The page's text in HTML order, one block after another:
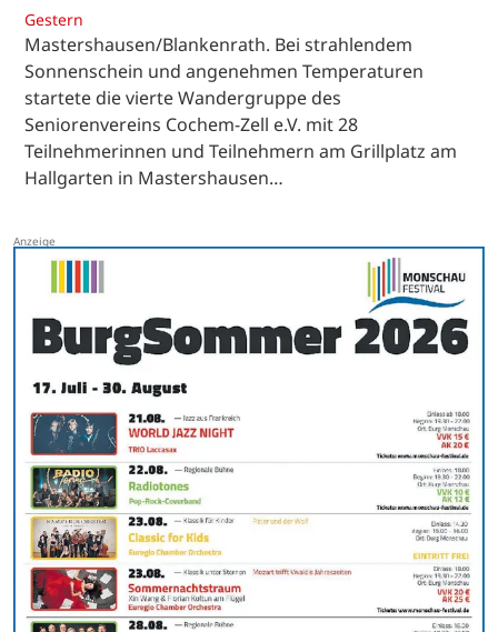
Gestern
Mastershausen/Blankenrath. Bei strahlendem
Sonnenschein und angenehmen Temperaturen
startete die vierte Wandergruppe des
Seniorenvereins Cochem-Zell e.V. mit 28
Teilnehmerinnen und Teilnehmern am Grillplatz am
Hallgarten in Mastershausen…